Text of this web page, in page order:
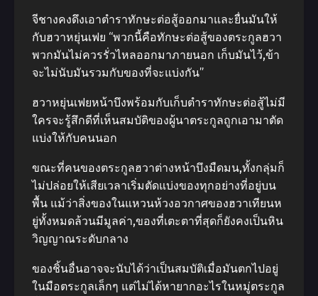
จีชางคงดึงเอาตําราทักษะต่อสู้ออกมาและยื่นมันให้
กับฮวาหยุ่นเฟย “พวกนี้คือทักษะต่อสู้ของตระกูลฮวา
พวกมันไม่ควรรั่วไหลออกมาภายนอก เก็บมันไว้,ข้า
จะไม่นับมันรวมกับของที่จะแบ่งกัน”
ฮวาหยุ่นเฟยหน้าบึงพร้อมกับเก็บตําราทักษะต่อสู้ไม่มี
ใครจะรู้สึกดีที่เห็นสมบัติของผู้นาตระกูลถูกเอามาตัด
แบ่งให้กับคนนอก
ขณะที่คนของตระกูลฮวาต่างหน้าบึงมืดมน,ทั้งกลุ่มก็
ไม่ปล่อยให้เสียเวลาเริ่มตัดแบ่งของทุกอย่างที่อยู่บน
พื้น แม้ว่าสิ่งของในแหวนห้วงอวกาศของฮวาเทียนห
ยู่ทั้งหมดล้วนมีมูลค่า,ของที่เตะตาที่สุดก็ยังคงเป็นหิน
วิญญาณระดับกลาง
ของชิ้นอื่นอาจจะนับได้ว่าเป็นสมบัติเมื่อมันตกไปอยู่
ในมือตระกูลเล็กๆ แต่ไม่ได้หายากอะไรในหมู่ตระกูล